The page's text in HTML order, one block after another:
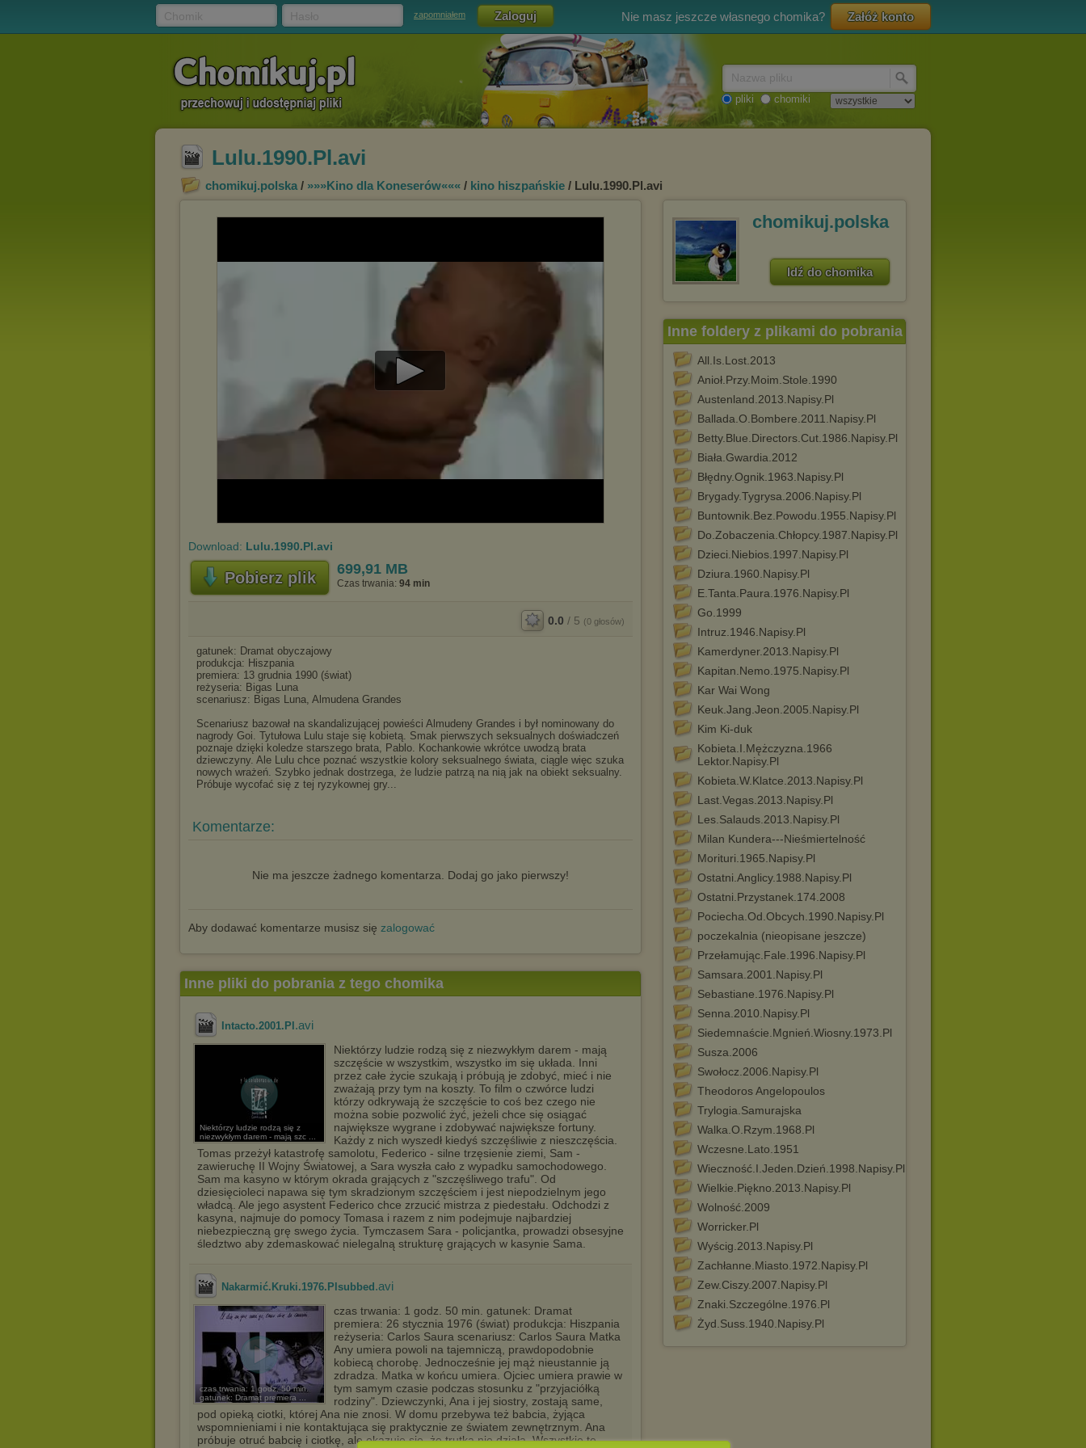
zapomniałem Nie masz jeszcze własnego chomika? Załóż konto
pliki chomiki
Lulu.1990.Pl.avi
chomikuj.polska / »»»Kino dla Koneserów««« / kino hiszpańskie / Lulu.1990.Pl.avi
Play
Video
Download: Lulu.1990.Pl.avi
Pobierz plik 699,91 MB
Czas trwania: 94 min
0.0 / 5 (0 głosów)
gatunek: Dramat obyczajowy
produkcja: Hiszpania
premiera: 13 grudnia 1990 (świat)
reżyseria: Bigas Luna
scenariusz: Bigas Luna, Almudena Grandes
Scenariusz bazował na skandalizującej powieści Almudeny Grandes i był nominowany do
nagrody Goi. Tytułowa Lulu staje się kobietą. Smak pierwszych seksualnych doświadczeń
poznaje dzięki koledze starszego brata, Pablo. Kochankowie wkrótce uwodzą brata
dziewczyny. Ale Lulu chce poznać wszystkie kolory seksualnego świata, ciągle więc szuka
nowych wrażeń. Szybko jednak dostrzega, że ludzie patrzą na nią jak na obiekt seksualny.
Próbuje wycofać się z tej ryzykownej gry...
Komentarze:
Nie ma jeszcze żadnego komentarza. Dodaj go jako pierwszy!
Aby dodawać komentarze musisz się zalogować
chomikuj.polska
Idź do chomika
Inne foldery z plikami do pobrania
All.Is.Lost.2013
Anioł.Przy.Moim.Stole.1990
Austenland.2013.Napisy.Pl
Ballada.O.Bombere.2011.Napisy.Pl
Betty.Blue.Directors.Cut.1986.Napisy.Pl
Biała.Gwardia.2012
Błędny.Ognik.1963.Napisy.Pl
Brygady.Tygrysa.2006.Napisy.Pl
Buntownik.Bez.Powodu.1955.Napisy.Pl
Do.Zobaczenia.Chłopcy.1987.Napisy.Pl
Dzieci.Niebios.1997.Napisy.Pl
Dziura.1960.Napisy.Pl
E.Tanta.Paura.1976.Napisy.Pl
Go.1999
Intruz.1946.Napisy.Pl
Kamerdyner.2013.Napisy.Pl
Kapitan.Nemo.1975.Napisy.Pl
Kar Wai Wong
Keuk.Jang.Jeon.2005.Napisy.Pl
Kim Ki-duk
Kobieta.I.Mężczyzna.1966
Lektor.Napisy.Pl
Kobieta.W.Klatce.2013.Napisy.Pl
Last.Vegas.2013.Napisy.Pl
Les.Salauds.2013.Napisy.Pl
Milan Kundera---Nieśmiertelność
Morituri.1965.Napisy.Pl
Ostatni.Anglicy.1988.Napisy.Pl
Ostatni.Przystanek.174.2008
Pociecha.Od.Obcych.1990.Napisy.Pl
poczekalnia (nieopisane jeszcze)
Przełamując.Fale.1996.Napisy.Pl
Samsara.2001.Napisy.Pl
Sebastiane.1976.Napisy.Pl
Senna.2010.Napisy.Pl
Siedemnaście.Mgnień.Wiosny.1973.Pl
Susza.2006
Swołocz.2006.Napisy.Pl
Theodoros Angelopoulos
Trylogia.Samurajska
Walka.O.Rzym.1968.Pl
Wczesne.Lato.1951
Wieczność.I.Jeden.Dzień.1998.Napisy.Pl
Wielkie.Piękno.2013.Napisy.Pl
Wolność.2009
Worricker.Pl
Wyścig.2013.Napisy.Pl
Zachłanne.Miasto.1972.Napisy.Pl
Zew.Ciszy.2007.Napisy.Pl
Znaki.Szczególne.1976.Pl
Żyd.Suss.1940.Napisy.Pl
Inne pliki do pobrania z tego chomika
Intacto.2001.Pl .avi
Niektórzy ludzie rodzą się z
niezwykłym darem - mają szc ...
Niektórzy ludzie rodzą się z niezwykłym darem - mają
szczęście w wszystkim, wszystko im się układa. Inni
przez całe życie szukają i próbują je zdobyć, mieć i nie
zważają przy tym na koszty. To film o czwórce ludzi
którzy odkrywają że szczęście to coś bez czego nie
można sobie pozwolić żyć, jeżeli chce się osiągać
największe wygrane i zdobywać największe fortuny.
Każdy z nich wyszedł kiedyś szczęśliwie z nieszczęścia.
Tomas przeżył katastrofę samolotu, Federico - silne trzęsienie ziemi, Sam -
zawieruchę II Wojny Światowej, a Sara wyszła cało z wypadku samochodowego.
Sam ma kasyno w którym okrada grających z "szczęśliwego trafu". Od
dziesięcioleci napawa się tym skradzionym szczęściem i jest niepodzielnym jego
władcą. Ale jego asystent Federico chce zrzucić mistrza z piedestału. Odchodzi z
kasyna, najmuje do pomocy Tomasa i razem z nim podejmuje najbardziej
niebezpieczną grę swego życia. Tymczasem Sara - policjantka, prowadzi obsesyjne
śledztwo aby zdemaskować nielegalną strukturę grających w kasynie Sama.
Nakarmić.Kruki.1976.Plsubbed .avi
czas trwania: 1 godz. 50 min.
gatunek: Dramat premiera ...
czas trwania: 1 godz. 50 min. gatunek: Dramat
premiera: 26 stycznia 1976 (świat) produkcja: Hiszpania
reżyseria: Carlos Saura scenariusz: Carlos Saura Matka
Any umiera powoli na tajemniczą, prawdopodobnie
kobiecą chorobę. Jednocześnie jej mąż nieustannie ją
zdradza. Matka w końcu umiera. Ojciec umiera prawie w
tym samym czasie podczas stosunku z "przyjaciółką
rodziny". Dziewczynki, Ana i jej siostry, zostają same,
pod opieką ciotki, której Ana nie znosi. W domu przebywa też babcia, żyjąca
wspomnieniami i nie kontaktująca się praktycznie ze światem zewnętrznym. Ana
próbuje otruć babcię i ciotkę, ale okazuje się, że trutka nie działa. Wszystkie te